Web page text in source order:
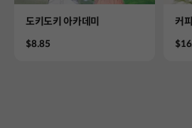
Product
도키도키 아카데미
Price
$8.85
커